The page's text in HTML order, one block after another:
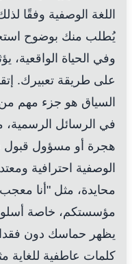
يُطلب منك بوضوح
وفي الحياة الواقعية،
على طريقة تعبيرك.
السياق هو جزء مهم من
في الرسائل
هجرة أو مسؤول قبول
الوصفية احترافية
محايدة، مثل "أنا معجب
مؤسستكم، خاصة أسلوب
يظهر حماسك دون
كلمات عاطفية للغاية